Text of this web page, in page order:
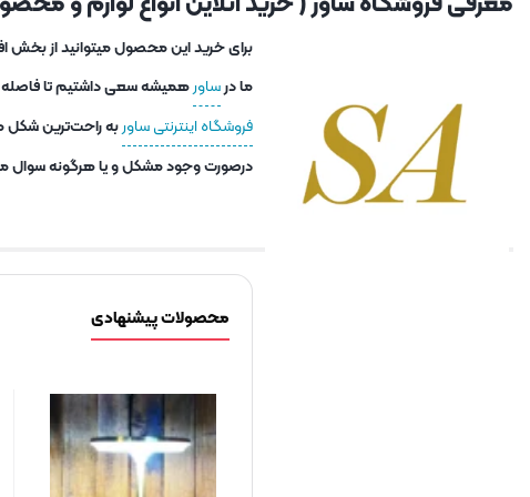
برای خرید این محصول میتوانید از بخش
ما درساورهمیشه سعی داشتیم تا فاصله
فروشگاه اینترنتی ساوربه راحت‌ترین شکل
درصورت وجود مشکل و یا هرگونه سوال
محصولات پیشنهادی